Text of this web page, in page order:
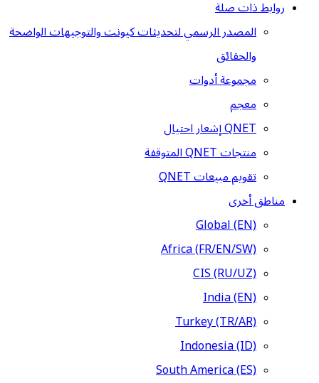
روابط ذات صلة
المصدر الرسمي لتحديثات كيونت والتوجيهات الواضحة
والحقائق
مجموعة أدوات
معجم
QNET إشعار احتيال
منتجات QNET المتوقفة
تقويم مبيعات QNET
مناطق أخرى
Global (EN)
Africa (FR/EN/SW)
CIS (RU/UZ)
India (EN)
Turkey (TR/AR)
Indonesia (ID)
South America (ES)